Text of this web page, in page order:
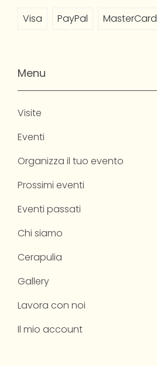
Visa PayPal MasterCard
Menu
Visite
Eventi
Organizza il tuo evento
Prossimi eventi
Eventi passati
Chi siamo
Cerapulia
Gallery
Lavora con noi
Il mio account